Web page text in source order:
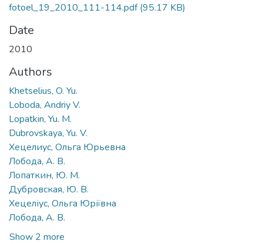
fotoel_19_2010_111-114.pdf(95.17 KB)
Date
2010
Authors
Khetselius, O. Yu.
Loboda, Andriy V.
Lopatkin, Yu. M.
Dubrovskaya, Yu. V.
Хецелиус, Ольга Юрьевна
Лобода, А. В.
Лопаткин, Ю. М.
Дубровская, Ю. В.
Хецеліус, Ольга Юріївна
Лобода, А. В.
Show 2 more